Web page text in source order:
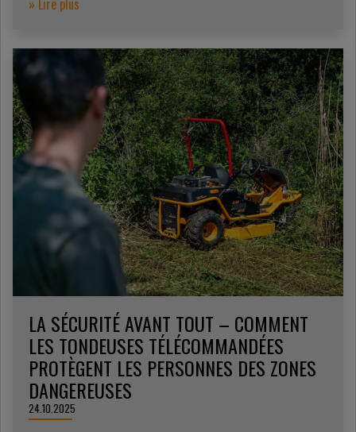
» Lire plus
LA SÉCURITÉ AVANT TOUT – COMMENT
LES TONDEUSES TÉLÉCOMMANDÉES
PROTÈGENT LES PERSONNES DES ZONES
DANGEREUSES
24.10.2025